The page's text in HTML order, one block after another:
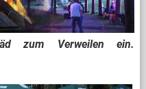
zum Verweilen ein.